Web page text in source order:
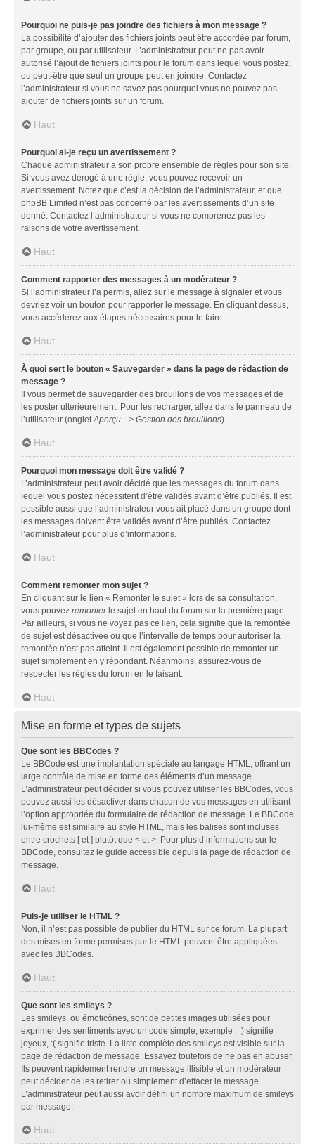
Pourquoi ne puis-je pas joindre des fichiers à mon message ?
La possibilité d’ajouter des fichiers joints peut être accordée par forum,
par groupe, ou par utilisateur. L’administrateur peut ne pas avoir
autorisé l’ajout de fichiers joints pour le forum dans lequel vous postez,
ou peut-être que seul un groupe peut en joindre. Contactez
l’administrateur si vous ne savez pas pourquoi vous ne pouvez pas
ajouter de fichiers joints sur un forum.
Haut
Pourquoi ai-je reçu un avertissement ?
Chaque administrateur a son propre ensemble de règles pour son site.
Si vous avez dérogé à une règle, vous pouvez recevoir un
avertissement. Notez que c’est la décision de l’administrateur, et que
phpBB Limited n’est pas concerné par les avertissements d’un site
donné. Contactez l’administrateur si vous ne comprenez pas les
raisons de votre avertissement.
Haut
Comment rapporter des messages à un modérateur ?
Si l’administrateur l’a permis, allez sur le message à signaler et vous
devriez voir un bouton pour rapporter le message. En cliquant dessus,
vous accéderez aux étapes nécessaires pour le faire.
Haut
À quoi sert le bouton « Sauvegarder » dans la page de rédaction de
message ?
Il vous permet de sauvegarder des brouillons de vos messages et de
les poster ultérieurement. Pour les recharger, allez dans le panneau de
l’utilisateur (ongletAperçu --> Gestion des brouillons).
Haut
Pourquoi mon message doit être validé ?
L’administrateur peut avoir décidé que les messages du forum dans
lequel vous postez nécessitent d’être validés avant d’être publiés. Il est
possible aussi que l’administrateur vous ait placé dans un groupe dont
les messages doivent être validés avant d’être publiés. Contactez
l’administrateur pour plus d’informations.
Haut
Comment remonter mon sujet ?
En cliquant sur le lien « Remonter le sujet » lors de sa consultation,
vous pouvez remonterle sujet en haut du forum sur la première page.
Par ailleurs, si vous ne voyez pas ce lien, cela signifie que la remontée
de sujet est désactivée ou que l’intervalle de temps pour autoriser la
remontée n’est pas atteint. Il est également possible de remonter un
sujet simplement en y répondant. Néanmoins, assurez-vous de
respecter les règles du forum en le faisant.
Haut
Mise en forme et types de sujets
Que sont les BBCodes ?
Le BBCode est une implantation spéciale au langage HTML, offrant un
large contrôle de mise en forme des éléments d’un message.
L’administrateur peut décider si vous pouvez utiliser les BBCodes, vous
pouvez aussi les désactiver dans chacun de vos messages en utilisant
l’option appropriée du formulaire de rédaction de message. Le BBCode
lui-même est similaire au style HTML, mais les balises sont incluses
entre crochets [ et ] plutôt que < et >. Pour plus d’informations sur le
BBCode, consultez le guide accessible depuis la page de rédaction de
message.
Haut
Puis-je utiliser le HTML ?
Non, il n’est pas possible de publier du HTML sur ce forum. La plupart
des mises en forme permises par le HTML peuvent être appliquées
avec les BBCodes.
Haut
Que sont les smileys ?
Les smileys, ou émoticônes, sont de petites images utilisées pour
exprimer des sentiments avec un code simple, exemple : :) signifie
joyeux, :( signifie triste. La liste complète des smileys est visible sur la
page de rédaction de message. Essayez toutefois de ne pas en abuser.
Ils peuvent rapidement rendre un message illisible et un modérateur
peut décider de les retirer ou simplement d’effacer le message.
L’administrateur peut aussi avoir défini un nombre maximum de smileys
par message.
Haut